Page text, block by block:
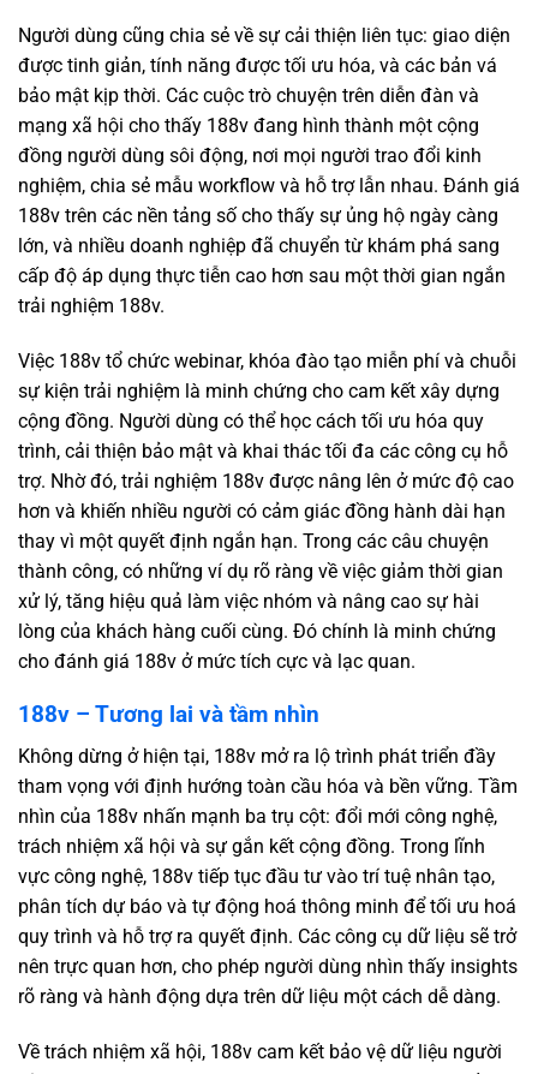
Người dùng cũng chia sẻ về sự cải thiện liên tục: giao diện
được tinh giản, tính năng được tối ưu hóa, và các bản vá
bảo mật kịp thời. Các cuộc trò chuyện trên diễn đàn và
mạng xã hội cho thấy 188v đang hình thành một cộng
đồng người dùng sôi động, nơi mọi người trao đổi kinh
nghiệm, chia sẻ mẫu workflow và hỗ trợ lẫn nhau. Đánh giá
188v trên các nền tảng số cho thấy sự ủng hộ ngày càng
lớn, và nhiều doanh nghiệp đã chuyển từ khám phá sang
cấp độ áp dụng thực tiễn cao hơn sau một thời gian ngắn
trải nghiệm 188v.
Việc 188v tổ chức webinar, khóa đào tạo miễn phí và chuỗi
sự kiện trải nghiệm là minh chứng cho cam kết xây dựng
cộng đồng. Người dùng có thể học cách tối ưu hóa quy
trình, cải thiện bảo mật và khai thác tối đa các công cụ hỗ
trợ. Nhờ đó, trải nghiệm 188v được nâng lên ở mức độ cao
hơn và khiến nhiều người có cảm giác đồng hành dài hạn
thay vì một quyết định ngắn hạn. Trong các câu chuyện
thành công, có những ví dụ rõ ràng về việc giảm thời gian
xử lý, tăng hiệu quả làm việc nhóm và nâng cao sự hài
lòng của khách hàng cuối cùng. Đó chính là minh chứng
cho đánh giá 188v ở mức tích cực và lạc quan.
188v – Tương lai và tầm nhìn
Không dừng ở hiện tại, 188v mở ra lộ trình phát triển đầy
tham vọng với định hướng toàn cầu hóa và bền vững. Tầm
nhìn của 188v nhấn mạnh ba trụ cột: đổi mới công nghệ,
trách nhiệm xã hội và sự gắn kết cộng đồng. Trong lĩnh
vực công nghệ, 188v tiếp tục đầu tư vào trí tuệ nhân tạo,
phân tích dự báo và tự động hoá thông minh để tối ưu hoá
quy trình và hỗ trợ ra quyết định. Các công cụ dữ liệu sẽ trở
nên trực quan hơn, cho phép người dùng nhìn thấy insights
rõ ràng và hành động dựa trên dữ liệu một cách dễ dàng.
Về trách nhiệm xã hội, 188v cam kết bảo vệ dữ liệu người